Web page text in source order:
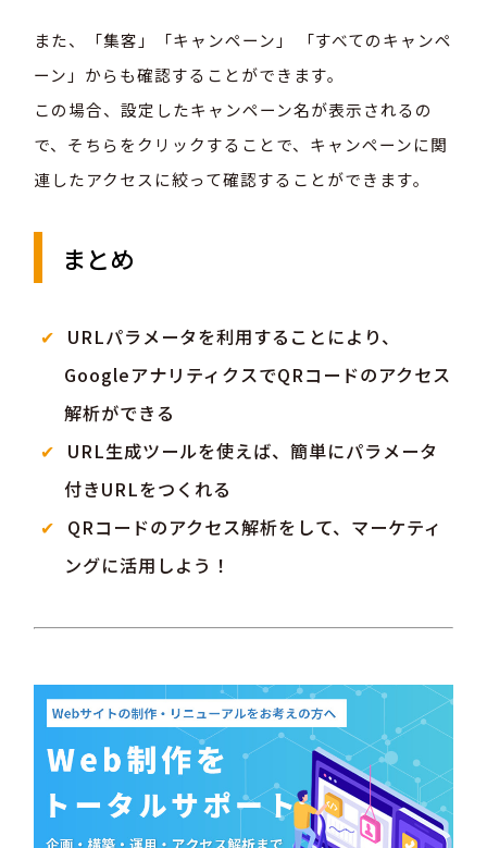
また、「集客」 「キャンペーン」
「すべてのキャンペ
ーン」からも確認することができます。
この場合、設定したキャンペーン名が表示されるの
で、そちらをクリックすることで、キャンペーンに関
連したアクセスに絞って確認することができます。
まとめ
URLパラメータを利用することにより、
GoogleアナリティクスでQRコードのアクセス
解析ができる
URL生成ツールを使えば、簡単にパラメータ
付きURLをつくれる
QRコードのアクセス解析をして、マーケティ
ングに活用しよう！